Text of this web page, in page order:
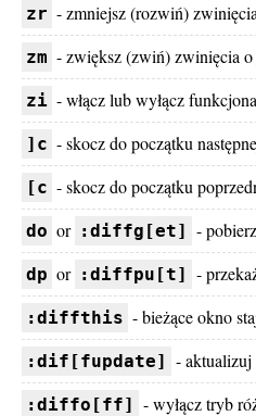
zr - zmniejsz (rozwiń)
zm - zwiększ (zwiń) zwinięcia
zi - włącz lub wyłącz
]c - skocz do początku
[c - skocz do początku
do or :diffg[et] -
dp or :diffpu[t] -
:diffthis - bieżące okno
:dif[fupdate] - aktualizuj
:diffo[ff] - wyłącz tryb